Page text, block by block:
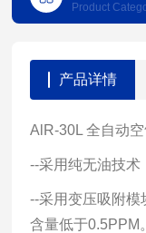
Product
产品详情
AlR-30L 全自动空
--采用纯无油技术
--采用变压吸附模
含量低于0.5PPM。